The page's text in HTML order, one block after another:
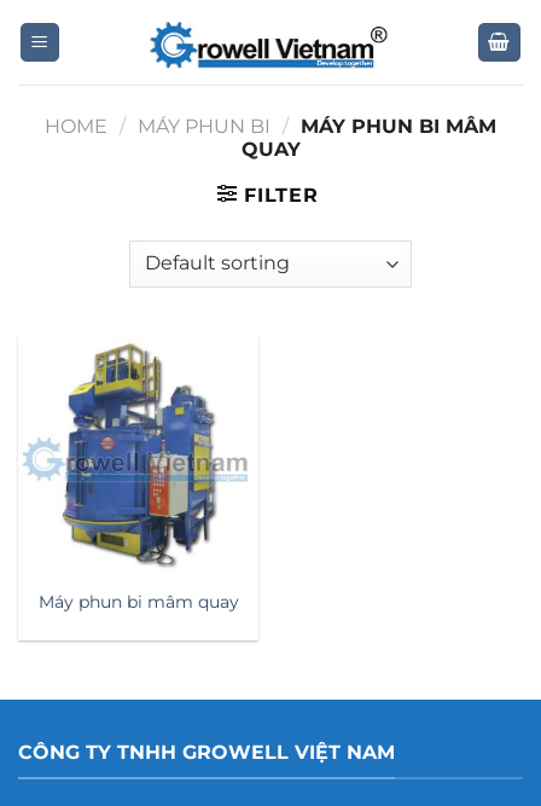
HOME / MÁY PHUN BI / MÁY PHUN BI MÂM
QUAY
FILTER
Máy phun bi mâm quay
CÔNG TY TNHH GROWELL VIỆT NAM